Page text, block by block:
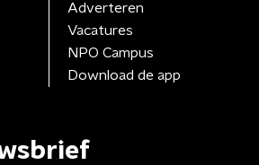
Adverteren
Vacatures
NPO Campus
Download de app